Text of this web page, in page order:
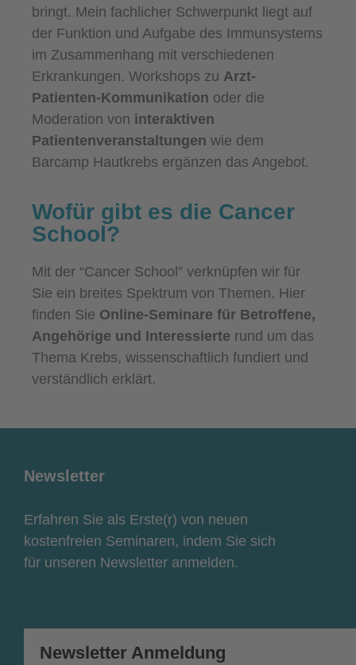
bringt. Mein fachlicher Schwerpunkt liegt auf
der Funktion und Aufgabe des Immunsystems
im Zusammenhang mit verschiedenen
Erkrankungen. Workshops zu Arzt-
Patienten-Kommunikation oder die
Moderation von interaktiven
Patientenveranstaltungen wie dem
Barcamp Hautkrebs ergänzen das Angebot.
Wofür gibt es die Cancer
School?
Mit der “Cancer School” verknüpfen wir für
Sie ein breites Spektrum von Themen. Hier
finden Sie Online-Seminare für Betroffene,
Angehörige und Interessierte rund um das
Thema Krebs, wissenschaftlich fundiert und
verständlich erklärt.
Newsletter
Erfahren Sie als Erste(r) von neuen
kostenfreien Seminaren, indem Sie sich
für unseren Newsletter anmelden.
Newsletter Anmeldung